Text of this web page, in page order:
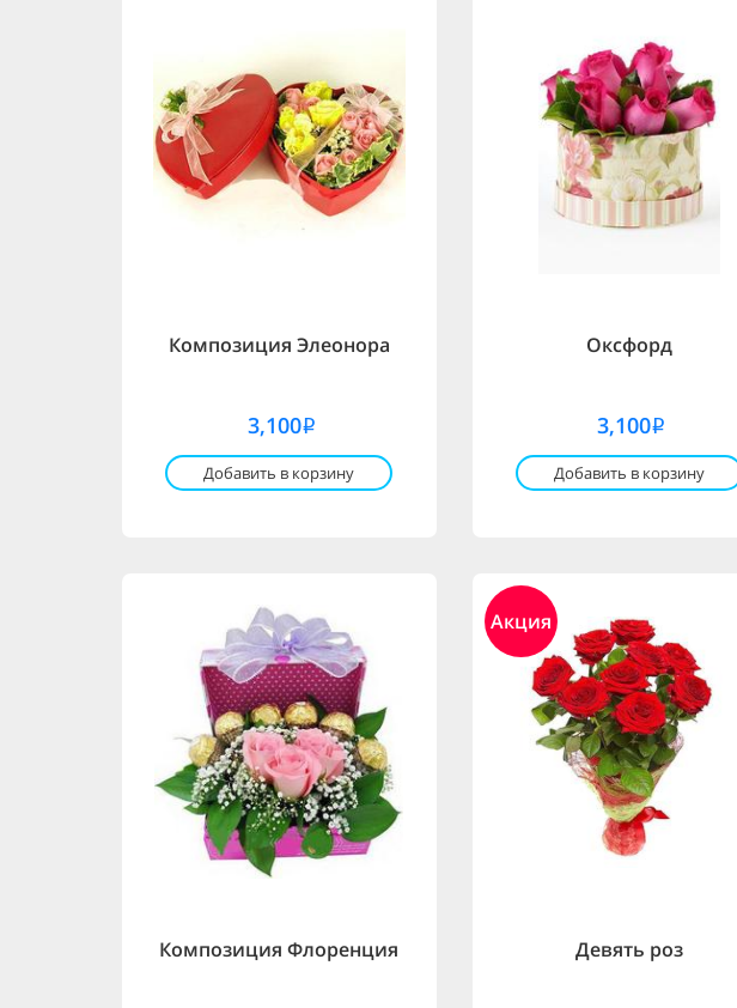
Композиция Элеонора
3,100i
Добавить в корзину
Оксфорд
3,100i
Добавить в корзину
Композиция Флоренция
Акция
Девять роз